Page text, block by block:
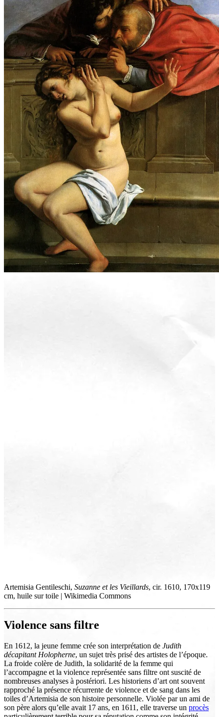
Artemisia Gentileschi, Suzanne et les Vieillards, cir. 1610, 170x119
cm, huile sur toile | Wikimedia Commons
Violence sans filtre
En 1612, la jeune femme crée son interprétation de Judith
décapitant Holopherne, un sujet très prisé des artistes de l’époque.
La froide colère de Judith, la solidarité de la femme qui
l’accompagne et la violence représentée sans filtre ont suscité de
nombreuses analyses à postériori. Les historiens d’art ont souvent
rapproché la présence récurrente de violence et de sang dans les
toiles d’Artemisia de son histoire personnelle. Violée par un ami de
son père alors qu’elle avait 17 ans, en 1611, elle traverse un procès